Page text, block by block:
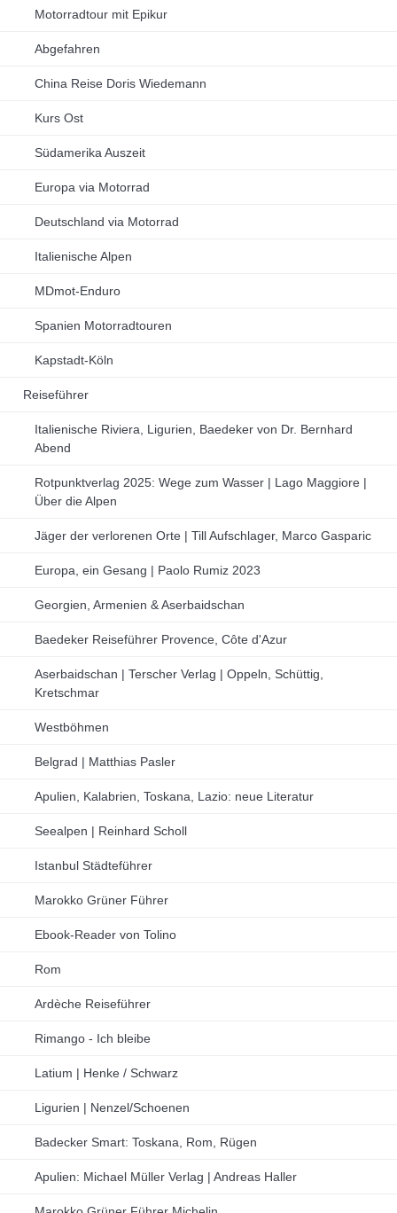
Motorradtour mit Epikur
Abgefahren
China Reise Doris Wiedemann
Kurs Ost
Südamerika Auszeit
Europa via Motorrad
Deutschland via Motorrad
Italienische Alpen
MDmot-Enduro
Spanien Motorradtouren
Kapstadt-Köln
Reiseführer
Italienische Riviera, Ligurien, Baedeker von Dr. Bernhard
Abend
Rotpunktverlag 2025: Wege zum Wasser | Lago Maggiore |
Über die Alpen
Jäger der verlorenen Orte | Till Aufschlager, Marco Gasparic
Europa, ein Gesang | Paolo Rumiz 2023
Georgien, Armenien & Aserbaidschan
Baedeker Reiseführer Provence, Côte d'Azur
Aserbaidschan | Terscher Verlag | Oppeln, Schüttig,
Kretschmar
Westböhmen
Belgrad | Matthias Pasler
Apulien, Kalabrien, Toskana, Lazio: neue Literatur
Seealpen | Reinhard Scholl
Istanbul Städteführer
Marokko Grüner Führer
Ebook-Reader von Tolino
Rom
Ardèche Reiseführer
Rimango - Ich bleibe
Latium | Henke / Schwarz
Ligurien | Nenzel/Schoenen
Badecker Smart: Toskana, Rom, Rügen
Apulien: Michael Müller Verlag | Andreas Haller